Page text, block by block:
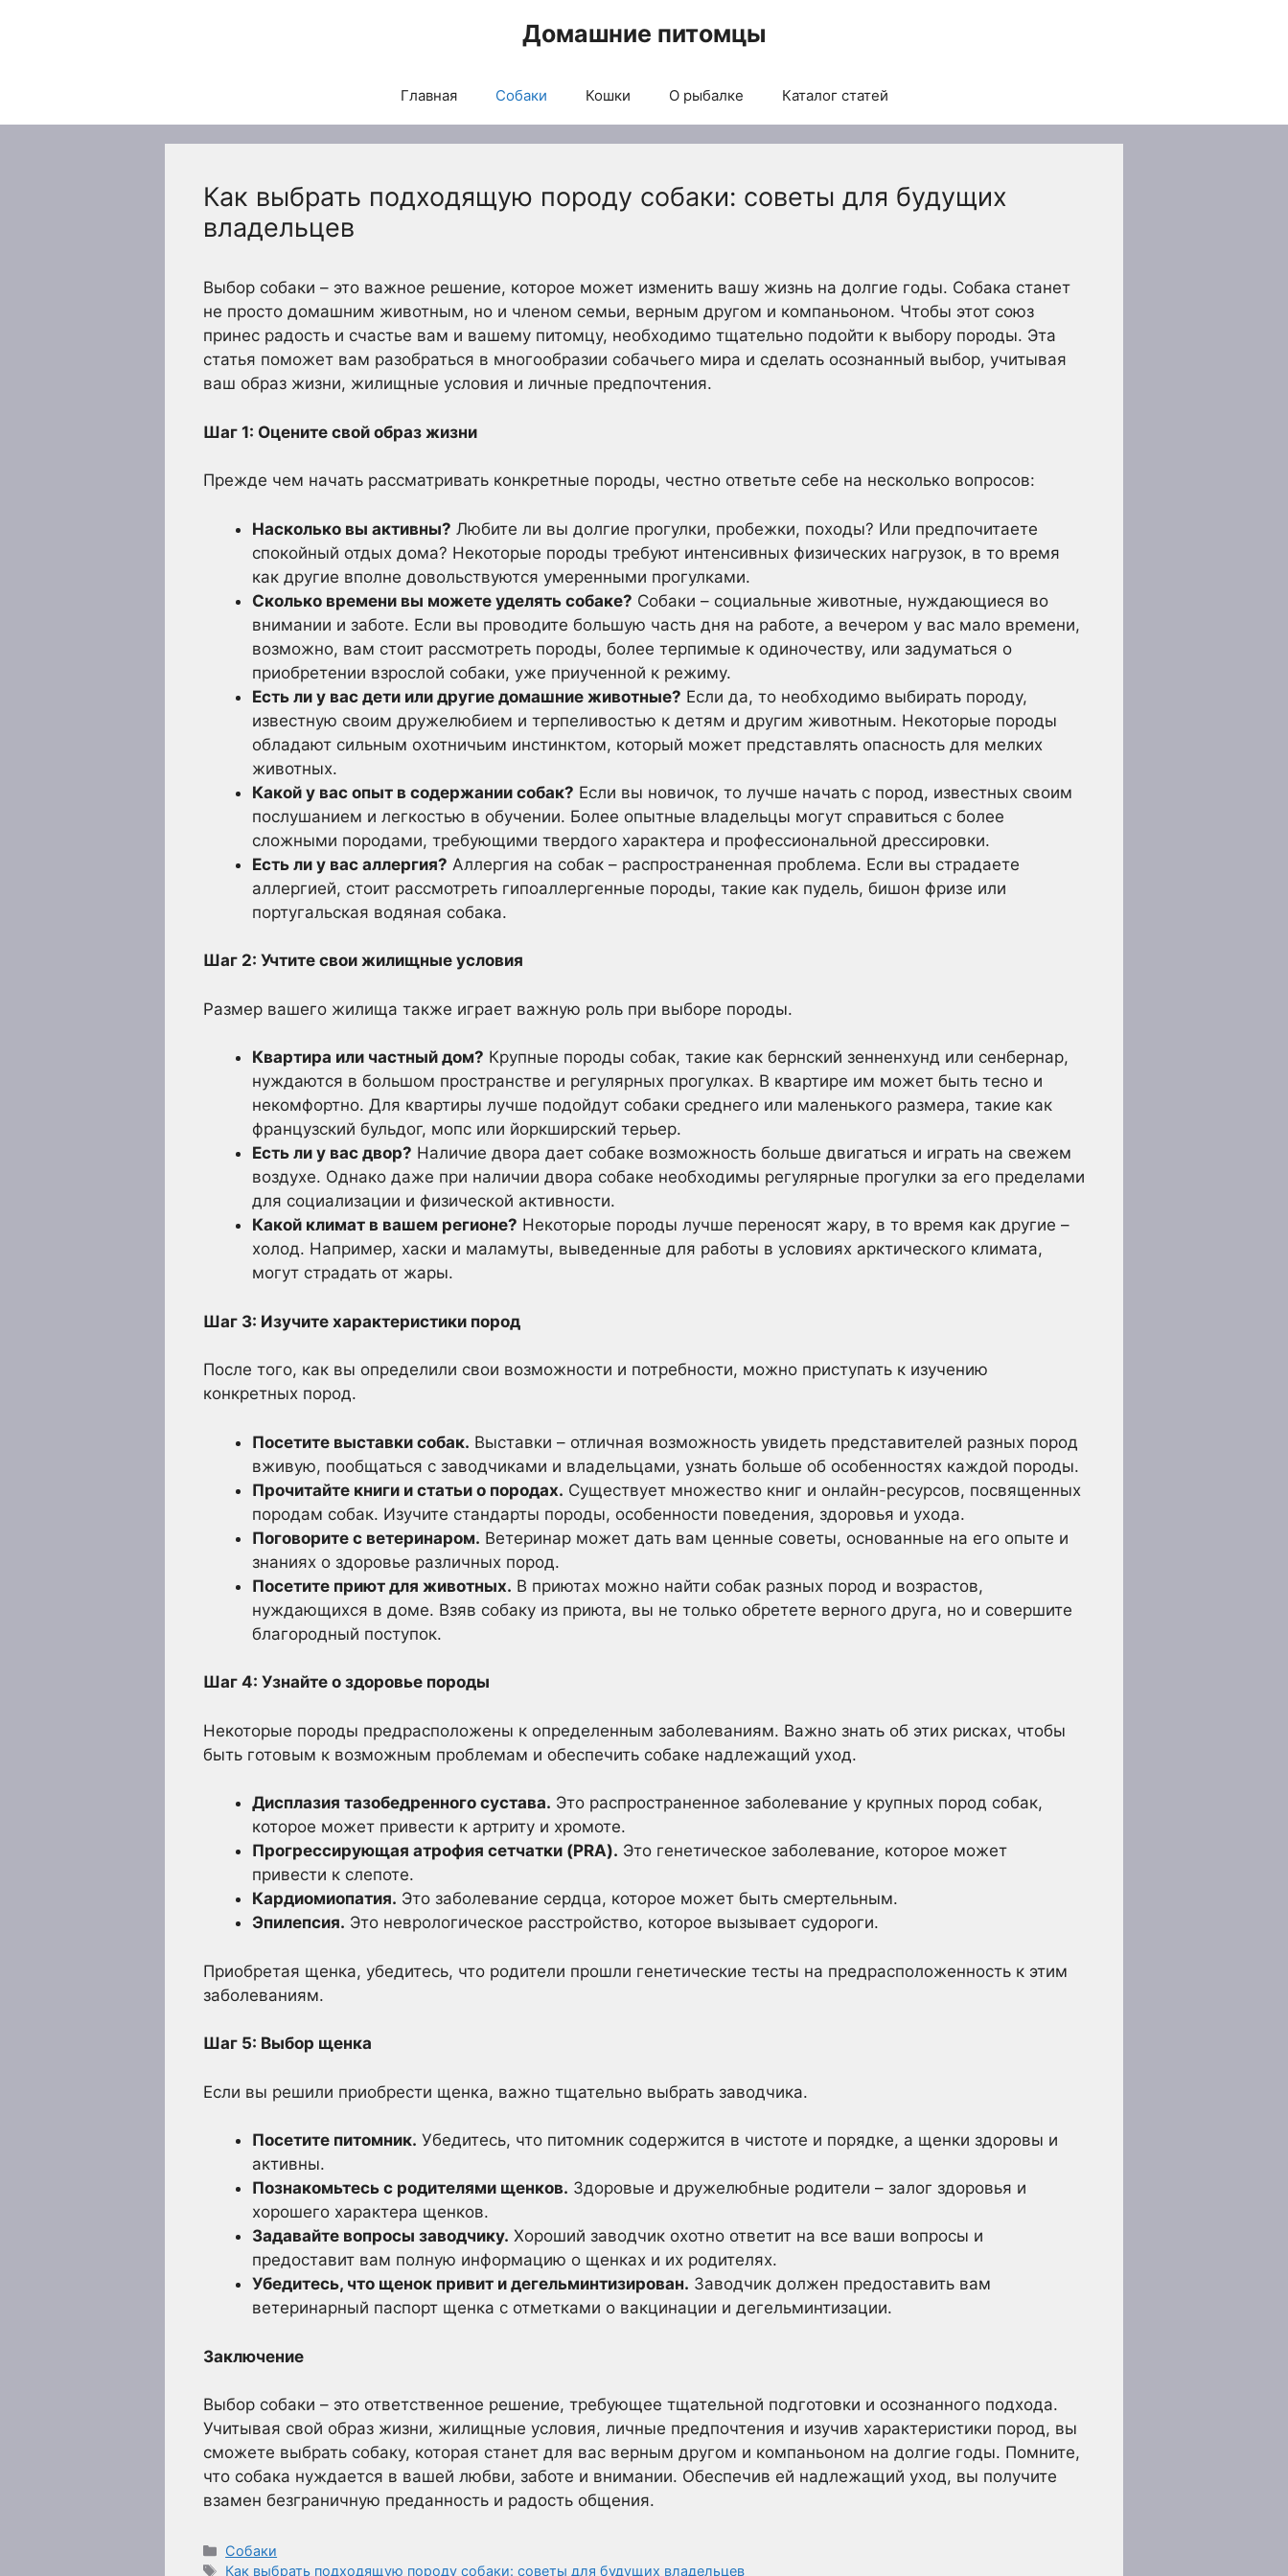
Домашние питомцы
Главная Собаки Кошки О рыбалке Каталог статей
Как выбрать подходящую породу собаки: советы для будущих
владельцев
Выбор собаки – это важное решение, которое может изменить вашу жизнь на долгие годы. Собака станет
не просто домашним животным, но и членом семьи, верным другом и компаньоном. Чтобы этот союз
принес радость и счастье вам и вашему питомцу, необходимо тщательно подойти к выбору породы. Эта
статья поможет вам разобраться в многообразии собачьего мира и сделать осознанный выбор, учитывая
ваш образ жизни, жилищные условия и личные предпочтения.
Шаг 1: Оцените свой образ жизни
Прежде чем начать рассматривать конкретные породы, честно ответьте себе на несколько вопросов:
Насколько вы активны? Любите ли вы долгие прогулки, пробежки, походы? Или предпочитаете
спокойный отдых дома? Некоторые породы требуют интенсивных физических нагрузок, в то время
как другие вполне довольствуются умеренными прогулками.
Сколько времени вы можете уделять собаке? Собаки – социальные животные, нуждающиеся во
внимании и заботе. Если вы проводите большую часть дня на работе, а вечером у вас мало времени,
возможно, вам стоит рассмотреть породы, более терпимые к одиночеству, или задуматься о
приобретении взрослой собаки, уже приученной к режиму.
Есть ли у вас дети или другие домашние животные? Если да, то необходимо выбирать породу,
известную своим дружелюбием и терпеливостью к детям и другим животным. Некоторые породы
обладают сильным охотничьим инстинктом, который может представлять опасность для мелких
животных.
Какой у вас опыт в содержании собак? Если вы новичок, то лучше начать с пород, известных своим
послушанием и легкостью в обучении. Более опытные владельцы могут справиться с более
сложными породами, требующими твердого характера и профессиональной дрессировки.
Есть ли у вас аллергия? Аллергия на собак – распространенная проблема. Если вы страдаете
аллергией, стоит рассмотреть гипоаллергенные породы, такие как пудель, бишон фризе или
португальская водяная собака.
Шаг 2: Учтите свои жилищные условия
Размер вашего жилища также играет важную роль при выборе породы.
Квартира или частный дом? Крупные породы собак, такие как бернский зенненхунд или сенбернар,
нуждаются в большом пространстве и регулярных прогулках. В квартире им может быть тесно и
некомфортно. Для квартиры лучше подойдут собаки среднего или маленького размера, такие как
французский бульдог, мопс или йоркширский терьер.
Есть ли у вас двор? Наличие двора дает собаке возможность больше двигаться и играть на свежем
воздухе. Однако даже при наличии двора собаке необходимы регулярные прогулки за его пределами
для социализации и физической активности.
Какой климат в вашем регионе? Некоторые породы лучше переносят жару, в то время как другие –
холод. Например, хаски и маламуты, выведенные для работы в условиях арктического климата,
могут страдать от жары.
Шаг 3: Изучите характеристики пород
После того, как вы определили свои возможности и потребности, можно приступать к изучению
конкретных пород.
Посетите выставки собак. Выставки – отличная возможность увидеть представителей разных пород
вживую, пообщаться с заводчиками и владельцами, узнать больше об особенностях каждой породы.
Прочитайте книги и статьи о породах. Существует множество книг и онлайн-ресурсов, посвященных
породам собак. Изучите стандарты породы, особенности поведения, здоровья и ухода.
Поговорите с ветеринаром. Ветеринар может дать вам ценные советы, основанные на его опыте и
знаниях о здоровье различных пород.
Посетите приют для животных. В приютах можно найти собак разных пород и возрастов,
нуждающихся в доме. Взяв собаку из приюта, вы не только обретете верного друга, но и совершите
благородный поступок.
Шаг 4: Узнайте о здоровье породы
Некоторые породы предрасположены к определенным заболеваниям. Важно знать об этих рисках, чтобы
быть готовым к возможным проблемам и обеспечить собаке надлежащий уход.
Дисплазия тазобедренного сустава. Это распространенное заболевание у крупных пород собак,
которое может привести к артриту и хромоте.
Прогрессирующая атрофия сетчатки (PRA). Это генетическое заболевание, которое может
привести к слепоте.
Кардиомиопатия. Это заболевание сердца, которое может быть смертельным.
Эпилепсия. Это неврологическое расстройство, которое вызывает судороги.
Приобретая щенка, убедитесь, что родители прошли генетические тесты на предрасположенность к этим
заболеваниям.
Шаг 5: Выбор щенка
Если вы решили приобрести щенка, важно тщательно выбрать заводчика.
Посетите питомник. Убедитесь, что питомник содержится в чистоте и порядке, а щенки здоровы и
активны.
Познакомьтесь с родителями щенков. Здоровые и дружелюбные родители – залог здоровья и
хорошего характера щенков.
Задавайте вопросы заводчику. Хороший заводчик охотно ответит на все ваши вопросы и
предоставит вам полную информацию о щенках и их родителях.
Убедитесь, что щенок привит и дегельминтизирован. Заводчик должен предоставить вам
ветеринарный паспорт щенка с отметками о вакцинации и дегельминтизации.
Заключение
Выбор собаки – это ответственное решение, требующее тщательной подготовки и осознанного подхода.
Учитывая свой образ жизни, жилищные условия, личные предпочтения и изучив характеристики пород, вы
сможете выбрать собаку, которая станет для вас верным другом и компаньоном на долгие годы. Помните,
что собака нуждается в вашей любви, заботе и внимании. Обеспечив ей надлежащий уход, вы получите
взамен безграничную преданность и радость общения.
Рубрики
Собаки
Метки
Как выбрать подходящую породу собаки: советы для будущих владельцев